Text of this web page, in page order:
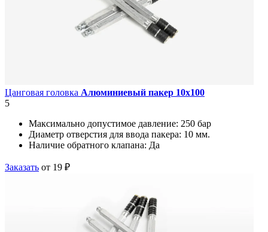
Цанговая головка Алюминиевый пакер 10х100
5
Максимально допустимое давление: 250 бар
Диаметр отверстия для ввода пакера: 10 мм.
Наличие обратного клапана: Да
Заказать от 19 ₽